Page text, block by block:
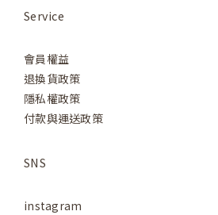
Service
會員權益
退換貨政策
隱私權政策
付款與運送政策
SNS
instagram